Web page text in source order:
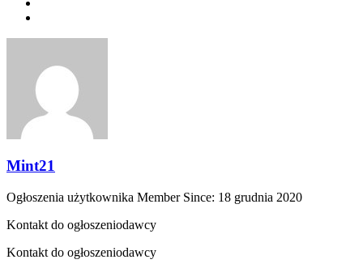
Mint21
Ogłoszenia użytkownika Member Since: 18 grudnia 2020
Kontakt do ogłoszeniodawcy
Kontakt do ogłoszeniodawcy